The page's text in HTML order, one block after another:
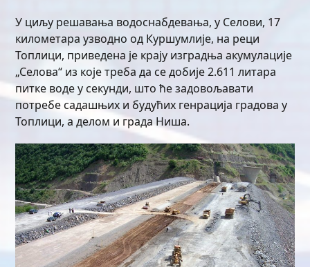
У циљу решавања водоснабдевања, у Селови, 17
километара узводно од Куршумлије, на реци
Топлици, приведена је крају изградња акумулације
„Селова“ из које треба да се добије 2.611 литара
питке воде у секунди, што ће задовољавати
потребе садашњих и будућих генрација градова у
Топлици, а делом и града Ниша.